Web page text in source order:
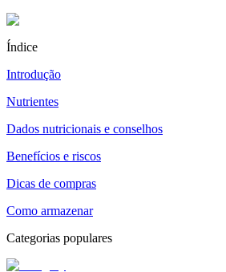
Índice
Introdução
Nutrientes
Dados nutricionais e conselhos
Benefícios e riscos
Dicas de compras
Como armazenar
Categorias populares